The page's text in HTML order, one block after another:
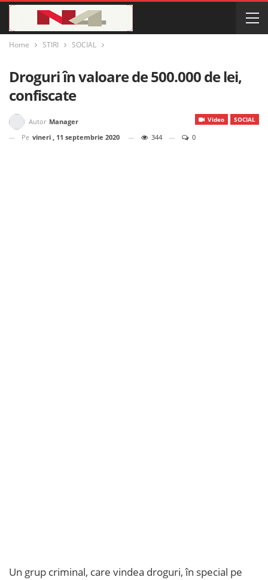
Home STIRI SOCIAL
Droguri în valoare de 500.000 de lei,
confiscate
Video SOCIAL
Autor Manager
Pe vineri , 11 septembrie 2020 344 0
Un grup criminal, care vindea droguri, în special pe